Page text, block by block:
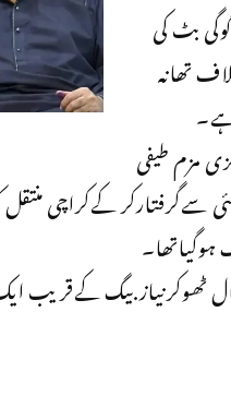
بٹ کی
تھانہ
مزم طیفی
سےگرفتارکر کےکراچی
ٹھوکرنیازبیگ